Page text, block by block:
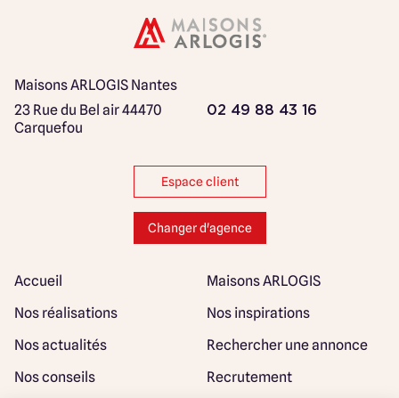
Maisons ARLOGIS Nantes
23 Rue du Bel air44470
Carquefou
02 49 88 43 16
Espace client
Changer d'agence
Accueil
Maisons ARLOGIS
Nos réalisations
Nos inspirations
Nos actualités
Rechercher une annonce
Nos conseils
Recrutement